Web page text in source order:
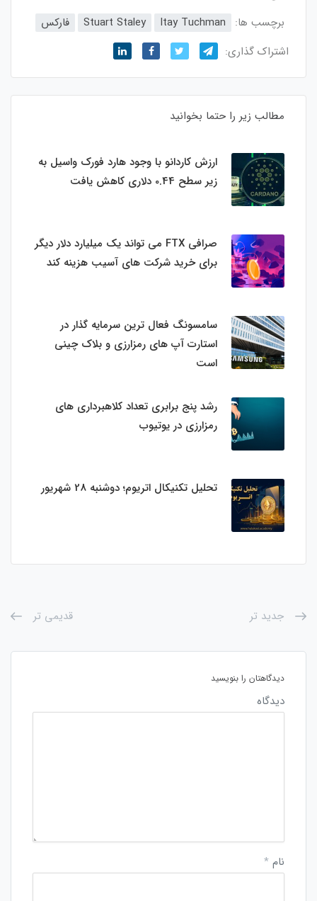
برچسب ها: Itay Tuchman
Stuart Staley
فارکس
اشتراک گذاری:
مطالب زیر را حتما بخوانید
ارزش کاردانو با وجود هارد فورک واسیل به
زیر سطح 0.44 دلاری کاهش یافت
صرافی FTX می تواند یک میلیارد دلار دیگر
برای خرید شرکت های آسیب هزینه کند
سامسونگ فعال‌ ترین سرمایه‌ گذار در
استارت‌ آپ‌ های رمزارزی و بلاک چینی
است
رشد پنج برابری تعداد کلاهبرداری های
رمزارزی در یوتیوب
تحلیل تکنیکال اتریوم؛ دوشنبه 28 شهریور
جدید تر قدیمی تر
دیدگاهتان را بنویسید
دیدگاه
نام *